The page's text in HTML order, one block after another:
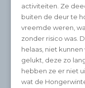
activiteiten. Ze
buiten de deur te
vreemde weren,
zonder risico was.
helaas, niet
gelukt, deze zo
hebben ze er niet
wat de